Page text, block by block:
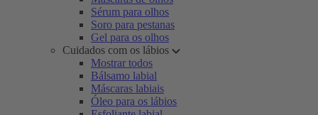
Sérum para olhos
Soro para pestanas
Gel para os olhos
Cuidados com os lábios
Mostrar todos
Bálsamo labial
Máscaras labiais
Óleo para os lábios